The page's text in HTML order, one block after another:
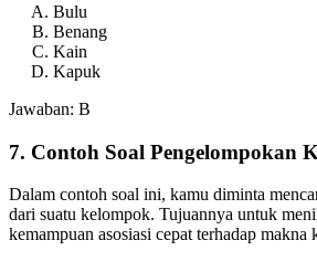
Bulu
Benang
Kain
Kapuk
Jawaban: B
7. Contoh Soal Pengelompokan
Dalam contoh soal ini, kamu diminta
dari suatu kelompok. Tujuannya untuk
kemampuan asosiasi cepat terhadap makna